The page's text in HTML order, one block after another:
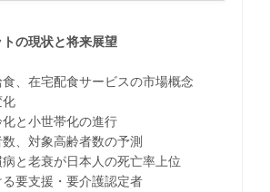
の現状と将来展望
食、在宅配食サービスの市場概念
化
と小世帯化の進行
対象高齢者数の予測
老衰が日本人の死亡率上位
要支援・要介護認定者